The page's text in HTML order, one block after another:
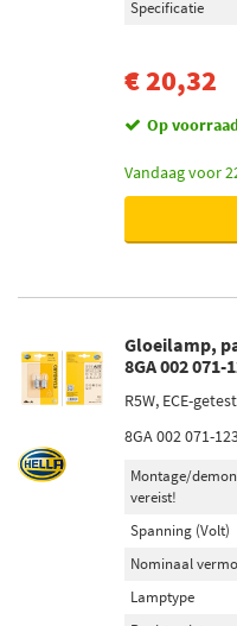
Specificatie
€ 20,32
Op
Vandaag voor
Gloeilamp,
8GA 002 071-
R5W, ECE-getest
8GA 002 071-
Montage/
vereist!
Spanning (Volt)
Nominaal
Lamptype